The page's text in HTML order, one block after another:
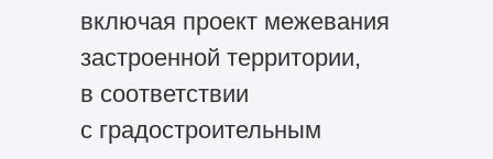
включая проект межевания
застроенной территории,
в соответствии
с градостроительным